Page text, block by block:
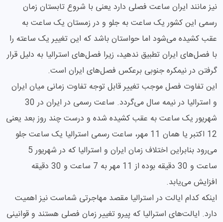
نیز مانند ایران ساعت فصلی دارد یعنی با شروع تابستان زمان
رسمی این کشور یک ساعت به جلو و در زمستان یک ساعت به
عقب کشیده می‌شود اما حواستان باشد که این تغییر یک ساعته را
با فصل‌های ایران تطبیق ندهید، زیرا فصل‌های استرالیا به دلیل قرار
گرفتن در نیمکره جنوبی برعکس فصل‌های ایران است.
این تفاوت فصل موجب تغییر قابل توجه تفاوت زمانی میان ایران
و استرالیا در نیمه سال می‌گردد. ساعت رسمی در ایران در 30
شهریور یک ساعت به عقب کشیده شده و درست چند روز بعد یعنی
12 اکتبر یا همان 11 مهر، ساعت رسمی استرالیا یک ساعت جلو
می‌رود بنابراین اختلاف زمان ایران و استرالیا که در شهریور 5
ساعت و 30 دقیقه بوده از 11 مهر به 7 ساعت و 30 دقیقه
افزایش می‌یابد.
اینکه کدام ایالت در استرالیا مقصد مهاجرتی شماست نیز اهمیت
دارد. ایالت‌های استرالیا که پیرو تغییر زمان فصلی هستند و قوانینی